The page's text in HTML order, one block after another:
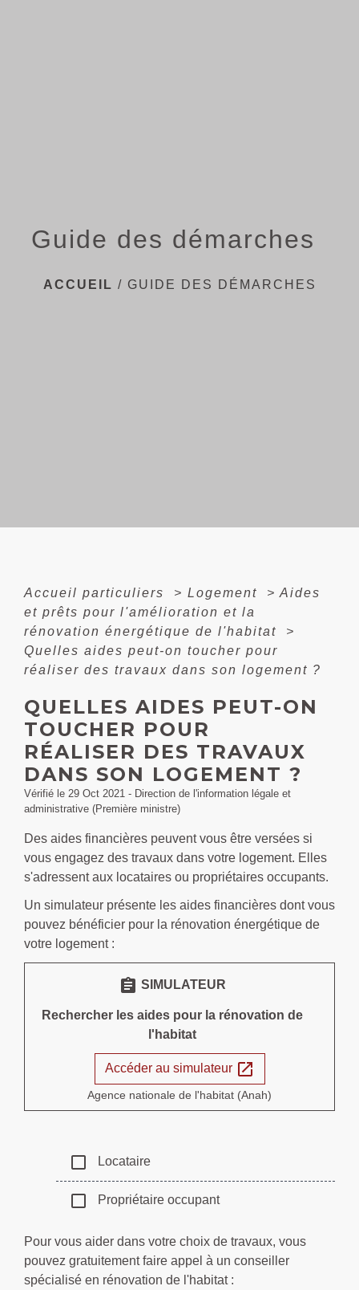
Guide des démarches
ACCUEIL / GUIDE DES DÉMARCHES
Accueil particuliers > Logement > Aides
et prêts pour l'amélioration et la
rénovation énergétique de l'habitat
>
Quelles aides peut-on toucher pour
réaliser des travaux dans son logement ?
QUELLES AIDES PEUT-ON
TOUCHER POUR
RÉALISER DES TRAVAUX
DANS SON LOGEMENT ?
Vérifié le 29 Oct 2021 - Direction de l'information légale et
administrative (Première ministre)
Des aides financières peuvent vous être versées si
vous engagez des travaux dans votre logement. Elles
s'adressent aux locataires ou propriétaires occupants.
Un simulateur présente les aides financières dont vous
pouvez bénéficier pour la rénovation énergétique de
votre logement :
assignment SIMULATEUR
Rechercher les aides pour la rénovation de
l'habitat
Accéder au simulateur open_in_new
Agence nationale de l'habitat (Anah)
check_box_outline_blank Locataire
check_box_outline_blank Propriétaire occupant
Pour vous aider dans votre choix de travaux, vous
pouvez gratuitement faire appel à un conseiller
spécialisé en rénovation de l'habitat :